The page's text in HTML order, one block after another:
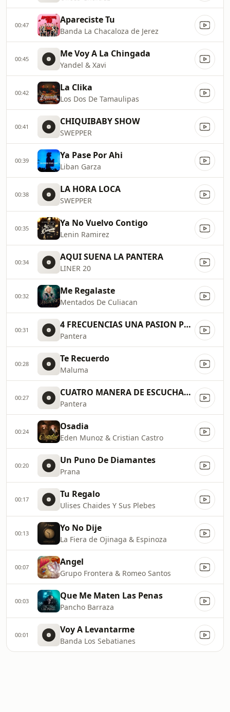
00:47 Apareciste Tu
Banda La Chacaloza de Jerez
00:45 Me Voy A La Chingada
Yandel & Xavi
00:42 La Clika
Los Dos De Tamaulipas
00:41 CHIQUIBABY SHOW
SWEPPER
00:39 Ya Pase Por Ahi
Liban Garza
00:38 LA HORA LOCA
SWEPPER
00:35 Ya No Vuelvo Contigo
Lenin Ramirez
00:34 AQUI SUENA LA PANTERA
LINER 20
00:32 Me Regalaste
Mentados De Culiacan
00:31 4 FRECUENCIAS UNA PASION POR L
Pantera
00:28 Te Recuerdo
Maluma
00:27 CUATRO MANERA DE ESCUCHARLA
Pantera
00:24 Osadia
Eden Munoz & Cristian Castro
00:20 Un Puno De Diamantes
Prana
00:17 Tu Regalo
Ulises Chaides Y Sus Plebes
00:13 Yo No Dije
La Fiera de Ojinaga & Espinoza
00:07 Angel
Grupo Frontera & Romeo Santos
00:03 Que Me Maten Las Penas
Pancho Barraza
00:01 Voy A Levantarme
Banda Los Sebatianes